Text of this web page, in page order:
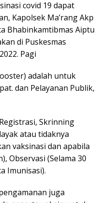
covid 19 dapat
Kapolsek Ma’rang Akp
Bhabinkamtibmas Aiptu
di Puskesmas
Pagi
adalah untuk
dan Pelayanan Publik,
Skrinning
atau tidaknya
vaksinasi dan apabila
Observasi (Selama 30
Imunisasi).
juga